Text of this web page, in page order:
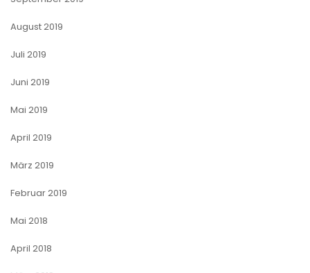
August 2019
Juli 2019
Juni 2019
Mai 2019
April 2019
März 2019
Februar 2019
Mai 2018
April 2018